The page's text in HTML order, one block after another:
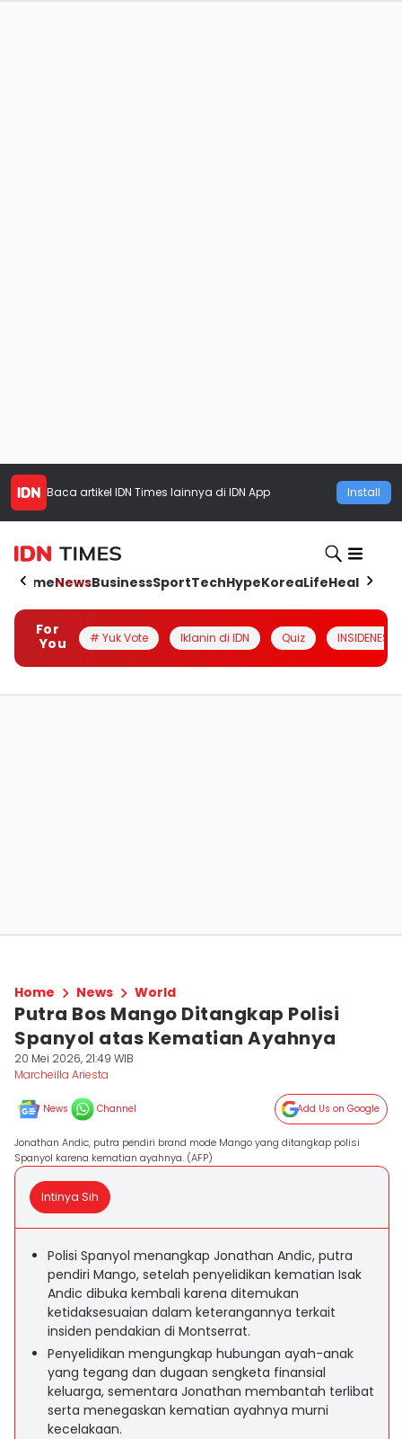
Baca artikel IDN Times lainnya di IDN App Install
HomeNewsBusinessSportTechHypeKoreaLifeHealth
For
You
# Yuk Vote Iklanin di IDN Quiz INSIDENESIA
Home News World
Putra Bos Mango Ditangkap Polisi
Spanyol atas Kematian Ayahnya
20 Mei 2026, 21:49 WIB
Marcheilla Ariesta
News Channel Add Us on Google
Jonathan Andic, putra pendiri brand mode Mango yang ditangkap polisi
Spanyol karena kematian ayahnya. (AFP)
Intinya Sih
Polisi Spanyol menangkap Jonathan Andic, putra
pendiri Mango, setelah penyelidikan kematian Isak
Andic dibuka kembali karena ditemukan
ketidaksesuaian dalam keterangannya terkait
insiden pendakian di Montserrat.
Penyelidikan mengungkap hubungan ayah-anak
yang tegang dan dugaan sengketa finansial
keluarga, sementara Jonathan membantah terlibat
serta menegaskan kematian ayahnya murni
kecelakaan.